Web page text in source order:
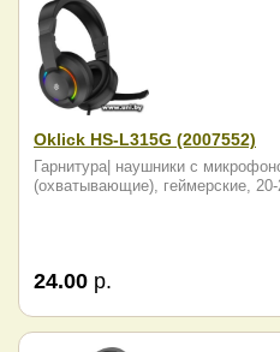
Oklick HS-L315G (2007552)
Гарнитура| наушники с
(охватывающие), геймерские,
24.00 р.